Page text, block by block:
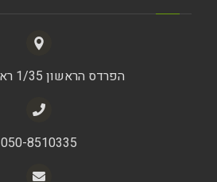
הפרדס הראשון 1/35 ראשון לציון
050-8510335